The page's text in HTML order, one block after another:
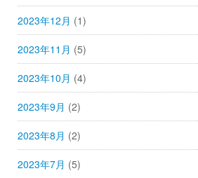
2023年12月 (1)
2023年11月 (5)
2023年10月 (4)
2023年9月 (2)
2023年8月 (2)
2023年7月 (5)